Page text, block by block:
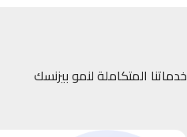
خدماتنا المتكاملة لنمو بيزنسك